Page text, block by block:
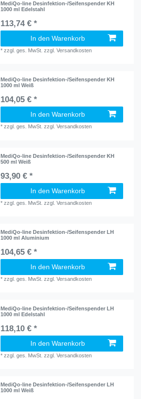
MediQo-line Desinfektion-/Seifenspender KH
1000 ml Edelstahl
113,74 € *
In den Warenkorb
*zzgl. ges. MwSt. zzgl.Versandkosten
MediQo-line Desinfektion-/Seifenspender KH
1000 ml Weiß
104,05 € *
In den Warenkorb
*zzgl. ges. MwSt. zzgl.Versandkosten
MediQo-line Desinfektion-/Seifenspender KH
500 ml Weiß
93,90 € *
In den Warenkorb
*zzgl. ges. MwSt. zzgl.Versandkosten
MediQo-line Desinfektion-/Seifenspender LH
1000 ml Aluminium
104,65 € *
In den Warenkorb
*zzgl. ges. MwSt. zzgl.Versandkosten
MediQo-line Desinfektion-/Seifenspender LH
1000 ml Edelstahl
118,10 € *
In den Warenkorb
*zzgl. ges. MwSt. zzgl.Versandkosten
MediQo-line Desinfektion-/Seifenspender LH
1000 ml Weiß